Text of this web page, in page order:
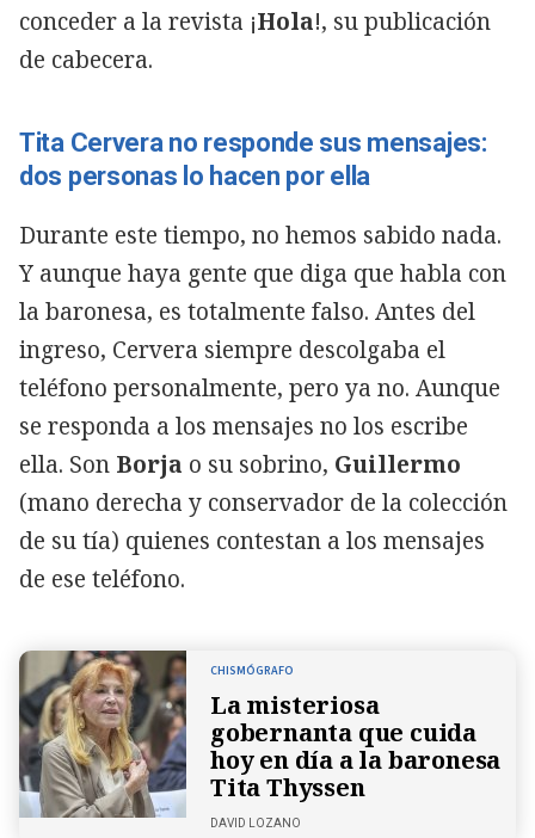
conceder a la revista ¡Hola!, su publicación
de cabecera.
Tita Cervera no responde sus mensajes:
dos personas lo hacen por ella
Durante este tiempo, no hemos sabido nada.
Y aunque haya gente que diga que habla con
la baronesa, es totalmente falso. Antes del
ingreso, Cervera siempre descolgaba el
teléfono personalmente, pero ya no. Aunque
se responda a los mensajes no los escribe
ella. Son Borja o su sobrino, Guillermo
(mano derecha y conservador de la colección
de su tía) quienes contestan a los mensajes
de ese teléfono.
CHISMÓGRAFO
La misteriosa
gobernanta que cuida
hoy en día a la baronesa
Tita Thyssen
DAVID LOZANO